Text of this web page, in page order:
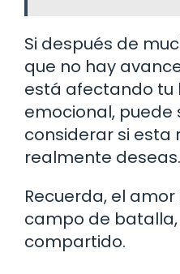
Si después de
que no hay
está afectando tu
emocional,
considerar si esta
realmente deseas.
Recuerda, el
campo de batalla,
compartido.